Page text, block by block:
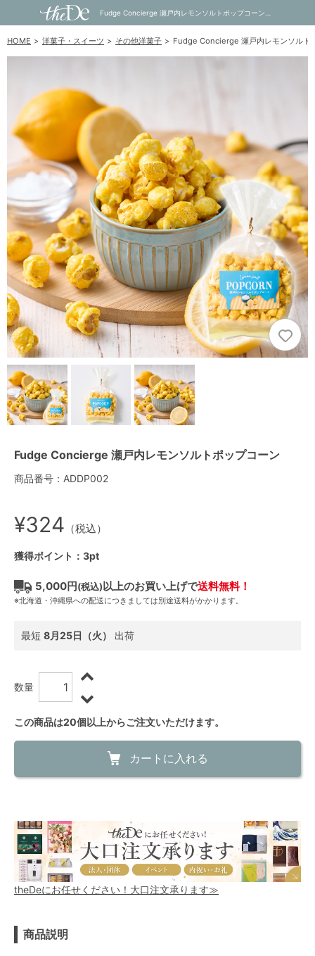
HOME 洋菓子・スイーツ その他洋菓子 Fudge Concierge 瀬戸内レモンソルト
Fudge Concierge 瀬戸内レモンソルトポップコーン
商品番号：ADDP002
¥324 （税込）
獲得ポイント：3pt
5,000円(税込)以上のお買い上げで送料無料！
※北海道・沖縄県への配送につきましては別途送料がかかります。
最短 8月25日（火） 出荷
数量
この商品は20個以上からご注文いただけます。
カートに入れる
theDeにお任せください！大口注文承ります≫
商品説明